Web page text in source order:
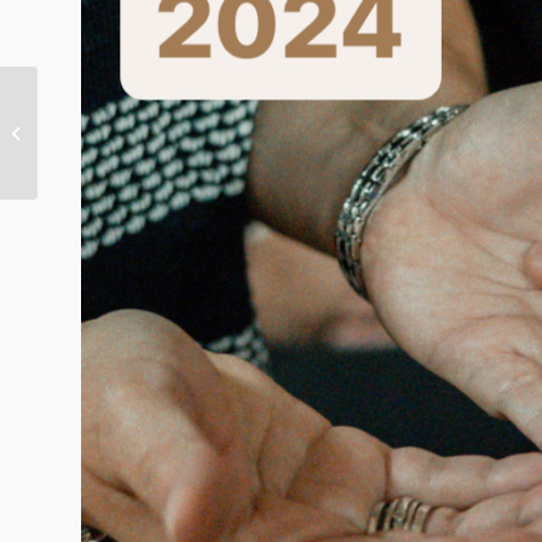
Auf ein Wort, Herr Heußen!